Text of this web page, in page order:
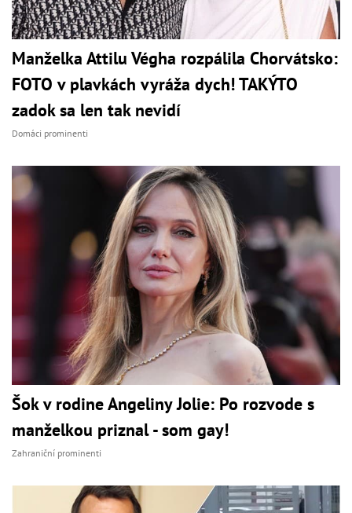
Manželka Attilu Végha rozpálila Chorvátsko:
FOTO v plavkách vyráža dych! TAKÝTO
zadok sa len tak nevidí
Domáci prominenti
Šok v rodine Angeliny Jolie: Po rozvode s
manželkou priznal - som gay!
Zahraniční prominenti